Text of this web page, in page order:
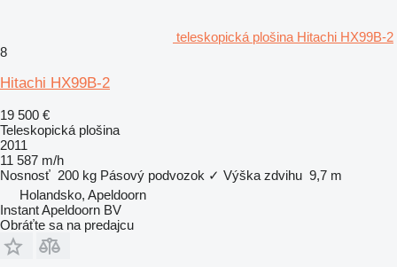
teleskopická plošina Hitachi HX99B-2
8
Hitachi HX99B-2
19 500 €
Teleskopická plošina
2011
11 587 m/h
Nosnosť 200 kg Pásový podvozok ✓ Výška zdvihu 9,7 m
Holandsko, Apeldoorn
Instant Apeldoorn BV
Obráťte sa na predajcu